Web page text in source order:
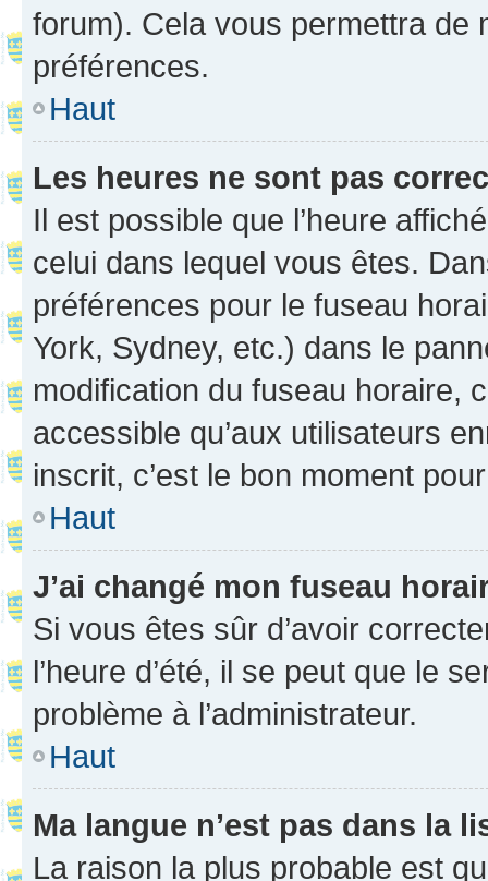
forum). Cela vous permettra de
préférences.
Haut
Les heures ne sont pas
Il est possible que l’heure
celui dans lequel vous êtes.
préférences pour le fuseau
York, Sydney, etc.) dans le
modification du fuseau horaire,
accessible qu’aux utilisateurs
inscrit, c’est le bon moment
Haut
J’ai changé mon fuseau
Si vous êtes sûr d’avoir
l’heure d’été, il se peut que le
problème à l’administrateur.
Haut
Ma langue n’est pas dans la
La raison la plus probable est